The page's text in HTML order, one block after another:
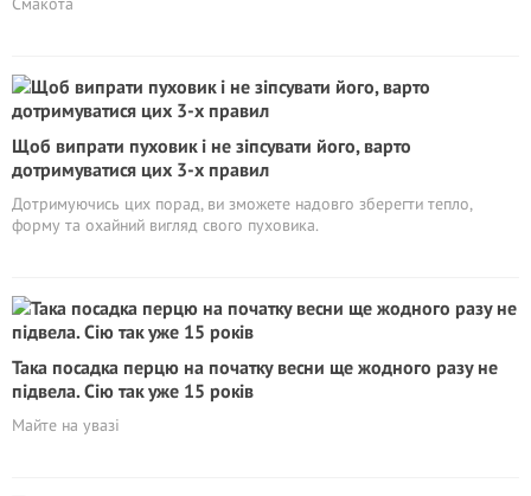
Щоб випрати пуховик і не зіпсувати його, варто
дотримуватися цих 3-х правил
Дотримуючись цих порад, ви зможете надовго зберегти тепло,
форму та охайний вигляд свого пуховика.
Така посадка перцю на початку весни ще жодного разу не
підвела. Сію так уже 15 років
Майте на увазі